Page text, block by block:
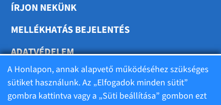
ÍRJON NEKÜNK
MELLÉKHATÁS BEJELENTÉS
ADATVÉDELEM
SÜTIK BEÁLLÍTÁSA
A Honlapon, annak alapvető működéséhez szükséges
sütiket használunk. Az „Elfogadok minden sütit”
gombra kattintva vagy a „Süti beállítása” gombon ezt